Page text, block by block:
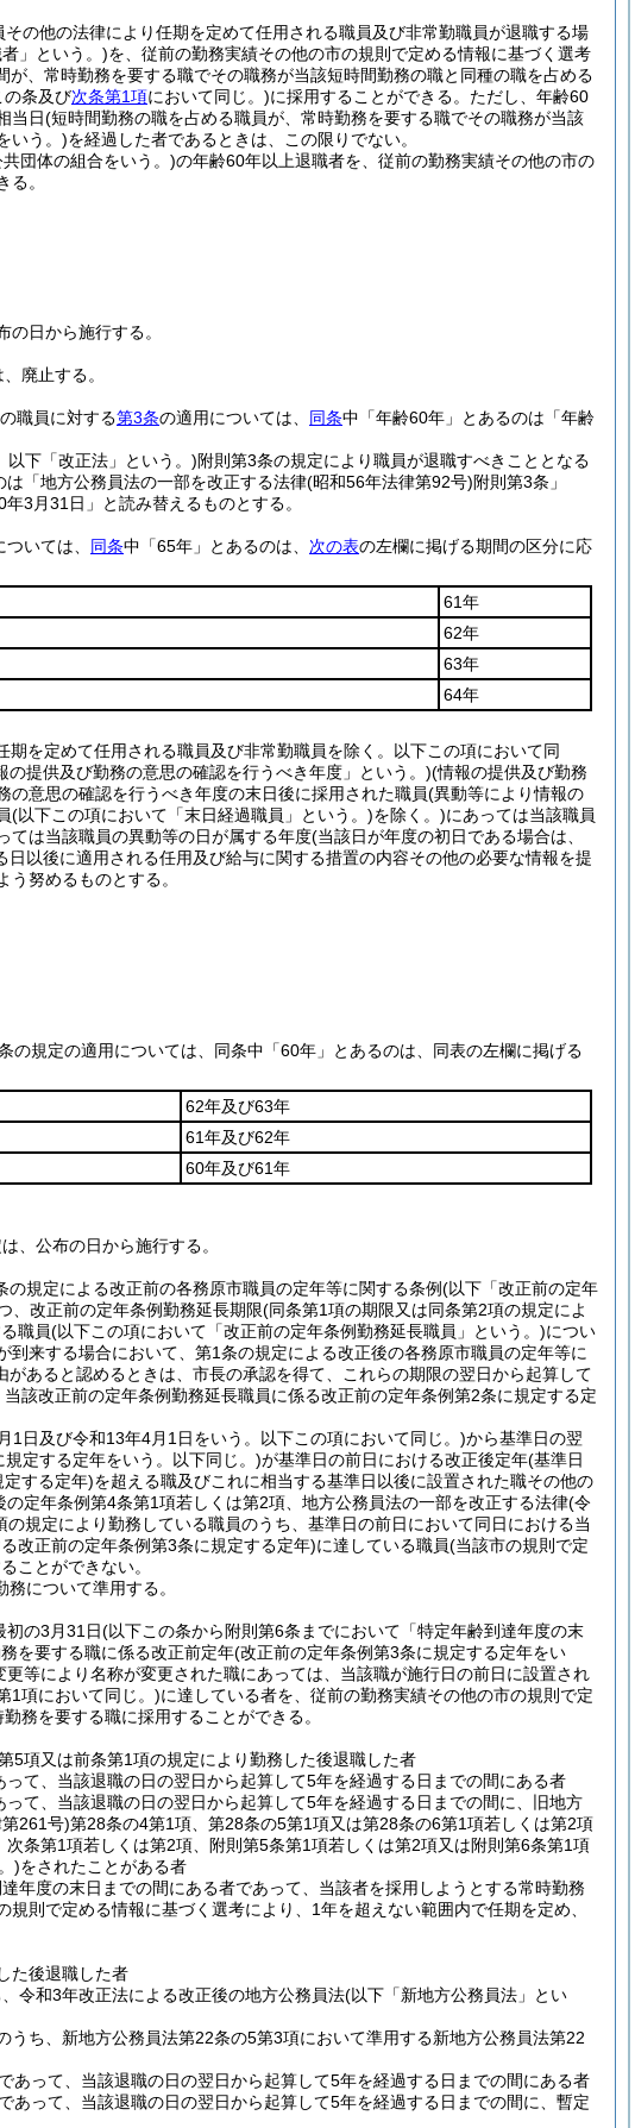
の他の法律により任期を定めて任用される職員及び非常勤職員が退職する場
」という。)を、従前の勤務実績その他の市の規則で定める情報に基づく選考
、常時勤務を要する職でその職務が当該短時間勤務の職と同種の職を占める
の条及び次条第1項において同じ。)に採用することができる。 ただし、年齢60
当日(短時間勤務の職を占める職員が、常時勤務を要する職でその職務が当該
いう。)を経過した者であるときは、この限りでない。
団体の組合をいう。)の年齢60年以上退職者を、従前の勤務実績その他の市の
。
の日から施行する。
、廃止する。
職員に対する第3条の適用については、 同条中「年齢60年」とあるのは「年齢
以下「改正法」という。)附則第3条の規定により職員が退職すべきこととなる
は「地方公務員法の一部を改正する法律(昭和56年法律第92号)附則第3条」
3月31日」と読み替えるものとする。
いては、 同条中「65年」とあるのは、 次の表の左欄に掲げる期間の区分に応
61年
62年
63年
64年
を定めて任用される職員及び非常勤職員を除く。以下この項において同
の提供及び勤務の意思の確認を行うべき年度」という。)(情報の提供及び勤務
意思の確認を行うべき年度の末日後に採用された職員(異動等により情報の
(以下この項において「末日経過職員」という。)を除く。)にあっては当該職員
ては当該職員の異動等の日が属する年度(当該日が年度の初日である場合は、
以後に適用される任用及び給与に関する措置の内容その他の必要な情報を提
努めるものとする。
規定の適用については、同条中「60年」とあるのは、同表の左欄に掲げる
62年及び63年
61年及び62年
60年及び61年
、公布の日から施行する。
の規定による改正前の各務原市職員の定年等に関する条例(以下「改正前の定年
、改正前の定年条例勤務延長期限(同条第1項の期限又は同条第2項の規定によ
職員(以下この項において「改正前の定年条例勤務延長職員」という。)につい
来する場合において、第1条の規定による改正後の各務原市職員の定年等に
があると認めるときは、市長の承認を得て、これらの期限の翌日から起算して
該改正前の定年条例勤務延長職員に係る改正前の定年条例第2条に規定する定
日及び令和13年4月1日をいう。以下この項において同じ。)から基準日の翌
定する定年をいう。以下同じ。)が基準日の前日における改正後定年(基準日
する定年)を超える職及びこれに相当する基準日以後に設置された職その他の
定年条例第4条第1項若しくは第2項、地方公務員法の一部を改正する法律(令
の規定により勤務している職員のうち、基準日の前日において同日における当
改正前の定年条例第3条に規定する定年)に達している職員(当該市の規則で定
ことができない。
について準用する。
初の3月31日(以下この条から附則第6条までにおいて「特定年齢到達年度の末
を要する職に係る改正前定年(改正前の定年条例第3条に規定する定年をい
等により名称が変更された職にあっては、当該職が施行日の前日に設置され
1項において同じ。)に達している者を、従前の勤務実績その他の市の規則で定
務を要する職に採用することができる。
5項又は前条第1項の規定により勤務した後退職した者
って、当該退職の日の翌日から起算して5年を経過する日までの間にある者
って、当該退職の日の翌日から起算して5年を経過する日までの間に、旧地方
261号)第28条の4第1項、第28条の5第1項又は第28条の6第1項若しくは第2項
次条第1項若しくは第2項、附則第5条第1項若しくは第2項又は附則第6条第1項
)をされたことがある者
年度の末日までの間にある者であって、当該者を採用しようとする常時勤務
則で定める情報に基づく選考により、1年を超えない範囲内で任期を定め、
た後退職した者
令和3年改正法による改正後の地方公務員法(以下「新地方公務員法」とい
ち、新地方公務員法第22条の5第3項において準用する新地方公務員法第22
であって、当該退職の日の翌日から起算して5年を経過する日までの間にある者
であって、当該退職の日の翌日から起算して5年を経過する日までの間に、暫定